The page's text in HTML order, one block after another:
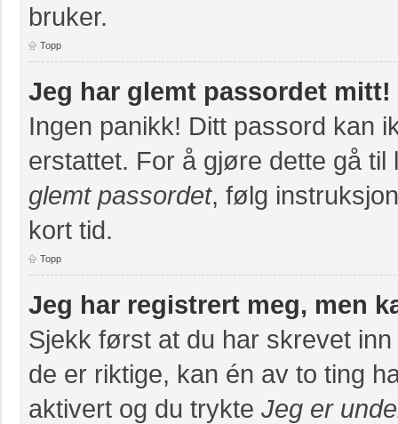
bruker.
Topp
Jeg har glemt passordet mitt!
Ingen panikk! Ditt passord kan
erstattet. For å gjøre dette gå
glemt passordet, følg
kort tid.
Topp
Jeg har registrert meg, men
Sjekk først at du har skrevet
de er riktige, kan én av to ting
aktivert og du trykte Jeg er